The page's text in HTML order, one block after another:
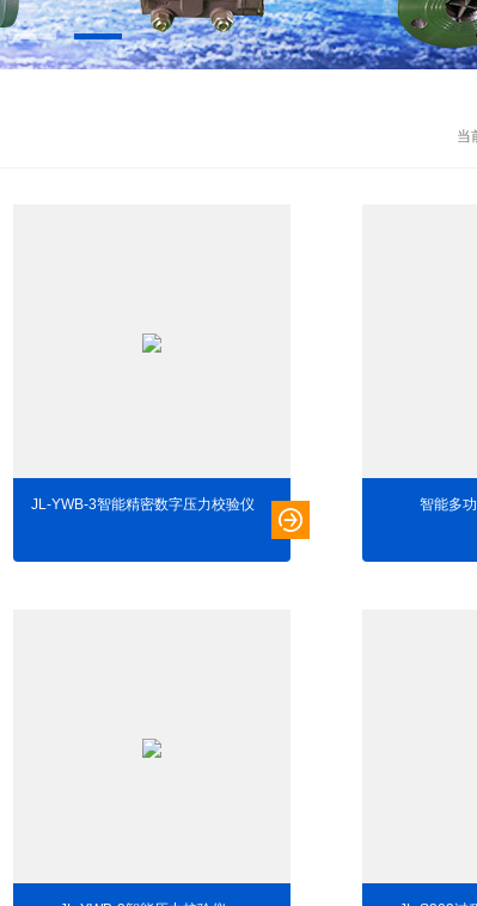
当
JL-YWB-3智能精密数字压力校验仪 智能多